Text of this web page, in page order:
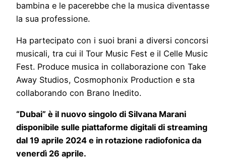
bambina e le pacerebbe che la musica diventasse
la sua professione.
Ha partecipato con i suoi brani a diversi concorsi
musicali, tra cui il Tour Music Fest e il Celle Music
Fest. Produce musica in collaborazione con Take
Away Studios, Cosmophonix Production e sta
collaborando con Brano Inedito.
“Dubai” è il nuovo singolo di Silvana Marani
disponibile sulle piattaforme digitali di streaming
dal 19 aprile 2024 e in rotazione radiofonica da
venerdì 26 aprile.